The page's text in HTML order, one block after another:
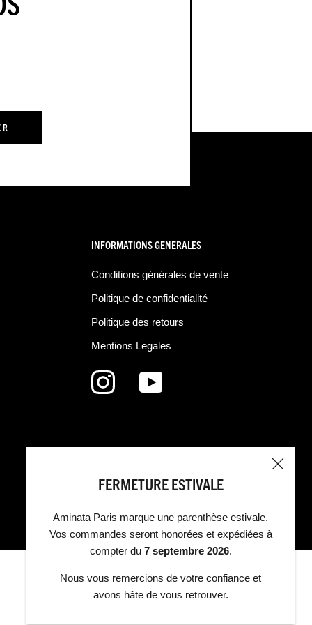
FERMETURE ESTIVALE
Aminata Paris marque une parenthèse estivale.
Vos commandes seront honorées et expédiées à
compter du 7 septembre 2026.
Nous vous remercions de votre confiance et
avons hâte de vous retrouver.
INFORMATIONS GENERALES
Conditions générales de vente
Politique de confidentialité
Politique des retours
Mentions Legales